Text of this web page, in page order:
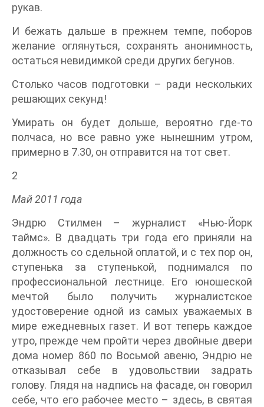
рукав.
И бежать дальше в прежнем темпе, поборов
желание оглянуться, сохранять анонимность,
остаться невидимкой среди других бегунов.
Столько часов подготовки – ради нескольких
решающих секунд!
Умирать он будет дольше, вероятно где-то
полчаса, но все равно уже нынешним утром,
примерно в 7.30, он отправится на тот свет.
2
Май 2011 года
Эндрю Стилмен – журналист «Нью-Йорк
таймс». В двадцать три года его приняли на
должность со сдельной оплатой, и с тех пор он,
ступенька за ступенькой, поднимался по
профессиональной лестнице. Его юношеской
мечтой было получить журналистское
удостоверение одной из самых уважаемых в
мире ежедневных газет. И вот теперь каждое
утро, прежде чем пройти через двойные двери
дома номер 860 по Восьмой авеню, Эндрю не
отказывал себе в удовольствии задрать
голову. Глядя на надпись на фасаде, он говорил
себе, что его рабочее место – здесь, в святая